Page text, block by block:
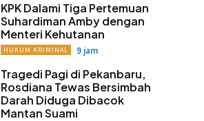
KPK Dalami Tiga Pertemuan
Suhardiman Amby dengan
Menteri Kehutanan
HUKUM KRIMINAL 9 jam
Tragedi Pagi di Pekanbaru,
Rosdiana Tewas Bersimbah
Darah Diduga Dibacok
Mantan Suami